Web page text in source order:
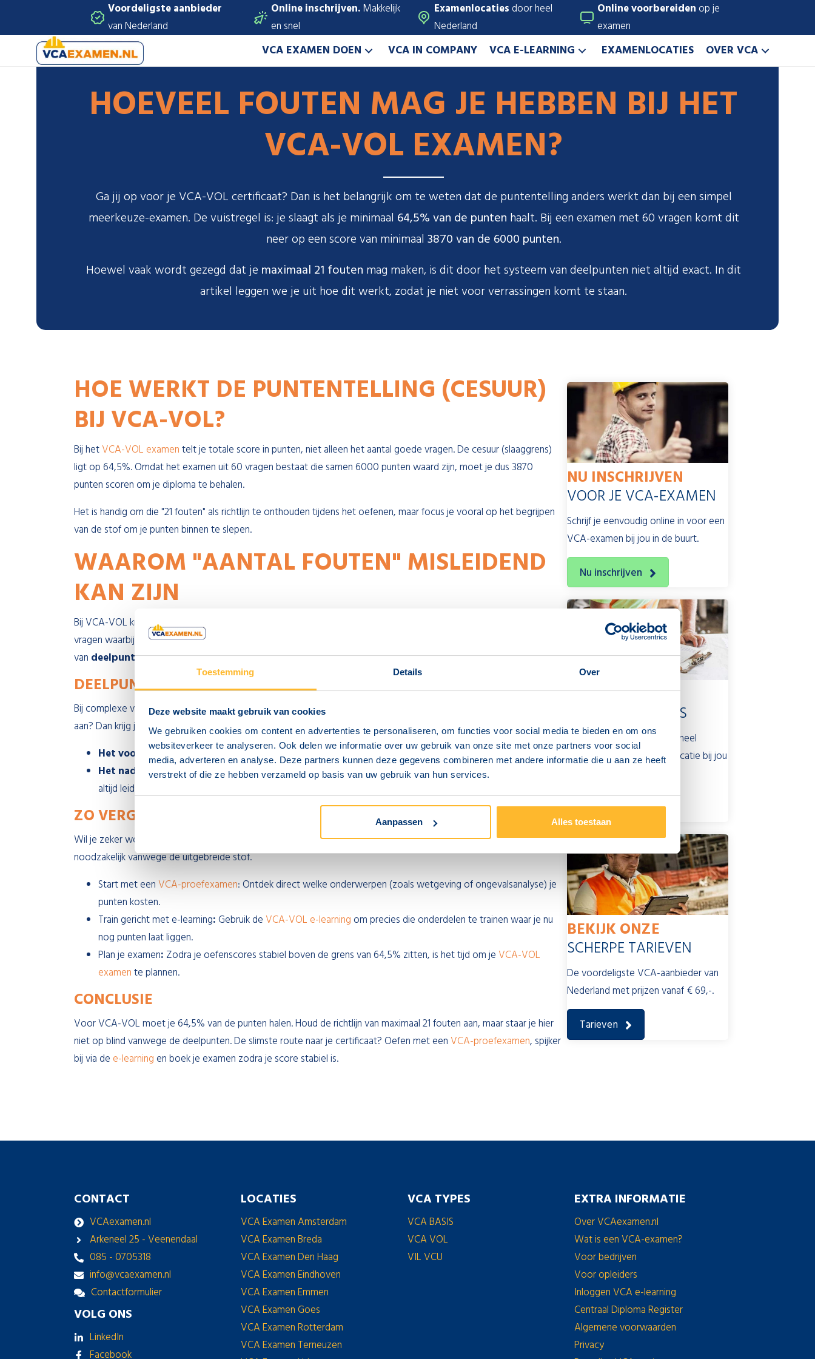
Toestemming Details Over
Deze website maakt gebruik van cookies
We gebruiken cookies om content en advertenties te personaliseren, om functies voor social media te bieden en om ons
websiteverkeer te analyseren. Ook delen we informatie over uw gebruik van onze site met onze partners voor social
media, adverteren en analyse. Deze partners kunnen deze gegevens combineren met andere informatie die u aan ze heeft
verstrekt of die ze hebben verzameld op basis van uw gebruik van hun services.
Aanpassen Alles toestaan
Voordeligste aanbieder
van Nederland
Online inschrijven.Makkelijk
en snel
Examenlocatiesdoor heel
Nederland
Online voorbereidenop je
examen
VCA EXAMEN DOEN VCA IN COMPANY VCA E-LEARNING EXAMENLOCATIES OVER VCA
HOEVEEL FOUTEN MAG JE HEBBEN BIJ HET
VCA-VOL EXAMEN?
Ga jij op voor je VCA-VOL certificaat? Dan is het belangrijk om te weten dat de puntentelling anders werkt dan bij een simpel
meerkeuze-examen. De vuistregel is: je slaagt als je minimaal 64,5% van de punten haalt. Bij een examen met 60 vragen komt dit
neer op een score van minimaal 3870 van de 6000 punten.
Hoewel vaak wordt gezegd dat je maximaal 21 fouten mag maken, is dit door het systeem van deelpunten niet altijd exact. In dit
artikel leggen we je uit hoe dit werkt, zodat je niet voor verrassingen komt te staan.
HOE WERKT DE PUNTENTELLING (CESUUR)
BIJ VCA-VOL?
Bij hetVCA-VOL examentelt je totale score in punten, niet alleen het aantal goede vragen. De cesuur (slaaggrens)
ligt op 64,5%. Omdat het examen uit 60 vragen bestaat die samen 6000 punten waard zijn, moet je dus 3870
punten scoren om je diploma te behalen.
Het is handig om die "21 fouten" als richtlijn te onthouden tijdens het oefenen, maar focus je vooral op het begrijpen
van de stof om je punten binnen te slepen.
WAAROM "AANTAL FOUTEN" MISLEIDEND
KAN ZIJN
Bij VCA-VOL krijg je te maken met verschillende soorten vragen. Naast de standaard meerkeuzevragen zijn er ook
vragen waarbij je meerdere juiste antwoorden moet aanklikken of items moet koppelen. Hierdoor komt het systeem
van deelpuntenom de hoek kijken.
DEELPUNTEN MAKEN HET VERSCHIL
Bij complexe vragen kun je punten 'sprokkelen'. Heb je een vraag met drie juiste antwoorden en klik je er twee goed
aan? Dan krijg je vaak alsnog een deel van de punten.
Het voordeel:Je kunt met meer dan 21 'foutjes' (foutieve vinkjes) toch slagen omdat je veel deelpunten pakt.
Het nadeel:Als je cruciale onderdelen van een vraag mist, verlies je snel veel punten. Je score in punten is dus
altijd leidend, niet het aantal rode kruisjes.
ZO VERGROOT JE JE SLAGINGSKANS VOOR VCA-VOL
Wil je zeker weten dat je die 3870 punten haalt? Een goede voorbereiding is voor het VOL examen echt
noodzakelijk vanwege de uitgebreide stof.
Start met eenVCA-proefexamen: Ontdek direct welke onderwerpen (zoals wetgeving of ongevalsanalyse) je
punten kosten.
Train gericht met e-learning:Gebruik deVCA-VOL e-learningom precies die onderdelen te trainen waar je nu
nog punten laat liggen.
Plan je examen: Zodra je oefenscores stabiel boven de grens van 64,5% zitten, is het tijd om jeVCA-VOL
examente plannen.
CONCLUSIE
Voor VCA-VOL moet je 64,5% van de punten halen. Houd de richtlijn van maximaal 21 fouten aan, maar staar je hier
niet op blind vanwege de deelpunten. De slimste route naar je certificaat? Oefen met eenVCA-proefexamen, spijker
bij via dee-learningen boek je examen zodra je score stabiel is.
NU INSCHRIJVEN
VOOR JE VCA-EXAMEN
Schrijf je eenvoudig online in voor een
VCA-examen bij jou in de buurt.
Nu inschrijven
BEKIJK ALLE
EXAMENLOCATIES
Met examenlocaties door heel
Nederland is er altijd een locatie bij jou
Examenlocaties
BEKIJK ONZE
SCHERPE TARIEVEN
De voordeligste VCA-aanbieder van
Nederland met prijzen vanaf € 69,-.
Tarieven
CONTACT
VCAexamen.nl
Arkeneel 25 - Veenendaal
085 - 0705318
info@vcaexamen.nl
Contactformulier
VOLG ONS
LinkedIn
Facebook
LOCATIES
VCA Examen Amsterdam
VCA Examen Breda
VCA Examen Den Haag
VCA Examen Eindhoven
VCA Examen Emmen
VCA Examen Goes
VCA Examen Rotterdam
VCA Examen Terneuzen
VCA TYPES
VCA BASIS
VCA VOL
VIL VCU
EXTRA INFORMATIE
Over VCAexamen.nl
Wat is een VCA-examen?
Voor bedrijven
Voor opleiders
Inloggen VCA e-learning
Centraal Diploma Register
Algemene voorwaarden
Privacy